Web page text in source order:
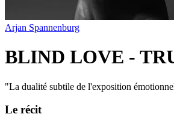
Arjan Spannenburg
BLIND LOVE -
"La dualité subtile de l'exposition
Le récit